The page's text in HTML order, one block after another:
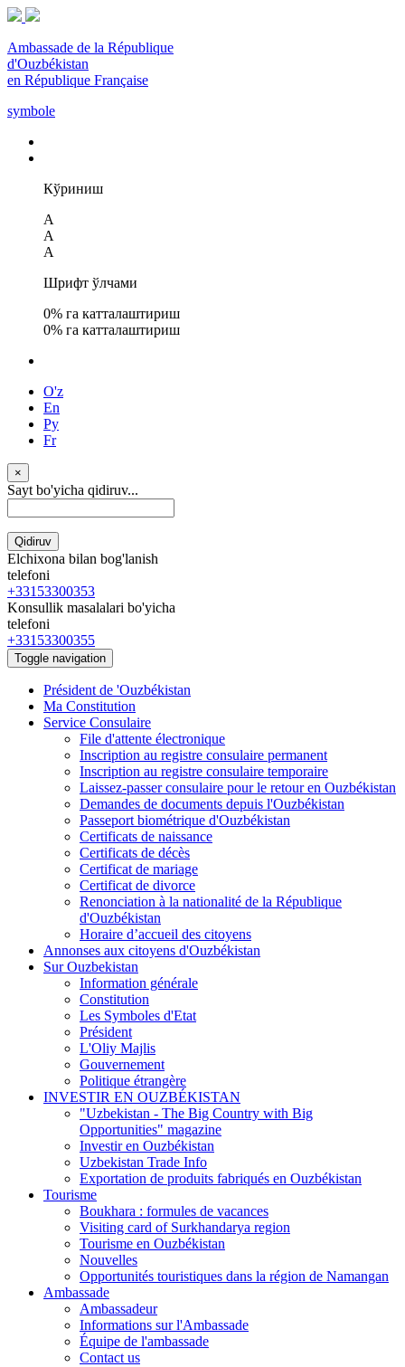
Ambassade de la République
d'Ouzbékistan
en République Française
symbole
Кўриниш
A
A
A
Шрифт ўлчами
0% га катталаштириш
0% га катталаштириш
O'z
En
Ру
Fr
×
Sayt bo'yicha qidiruv...
Qidiruv
Elchixona bilan bog'lanish
telefoni
+33153300353
Konsullik masalalari bo'yicha
telefoni
+33153300355
Toggle navigation
Président de 'Ouzbékistan
Ma Constitution
Service Consulaire
File d'attente électronique
Inscription au registre consulaire permanent
Inscription au registre consulaire temporaire
Laissez-passer consulaire pour le retour en Ouzbékistan
Demandes de documents depuis l'Ouzbékistan
Passeport biométrique d'Ouzbékistan
Certificats de naissance
Certificats de décès
Certificat de mariage
Certificat de divorce
Renonciation à la nationalité de la République
d'Ouzbékistan
Horaire d’accueil des citoyens
Annonses aux citoyens d'Ouzbékistan
Sur Ouzbekistan
Information générale
Constitution
Les Symboles d'Etat
Président
L'Oliy Majlis
Gouvernement
Politique étrangère
INVESTIR EN OUZBÉKISTAN
"Uzbekistan - The Big Country with Big
Opportunities" magazine
Investir en Ouzbékistan
Uzbekistan Trade Info
Exportation de produits fabriqués en Ouzbékistan
Tourisme
Boukhara : formules de vacances
Visiting card of Surkhandarya region
Tourisme en Ouzbékistan
Nouvelles
Opportunités touristiques dans la région de Namangan
Ambassade
Ambassadeur
Informations sur l'Ambassade
Équipe de l'ambassade
Contact us